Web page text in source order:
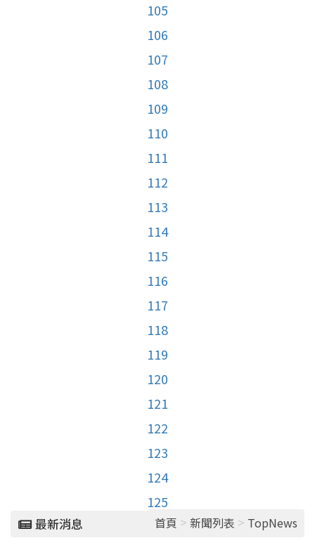
105
106
107
108
109
110
111
112
113
114
115
116
117
118
119
120
121
122
123
124
125
最新消息 首頁 > 新聞列表 > TopNews